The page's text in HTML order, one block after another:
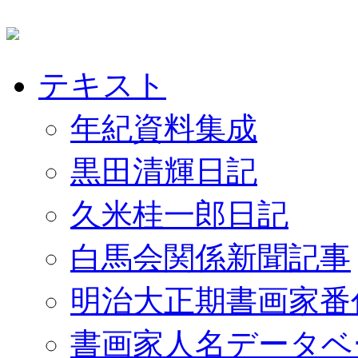
テキスト
年紀資料集成
黒田清輝日記
久米桂一郎日記
白馬会関係新聞記事
明治大正期書画家
書画家人名データ